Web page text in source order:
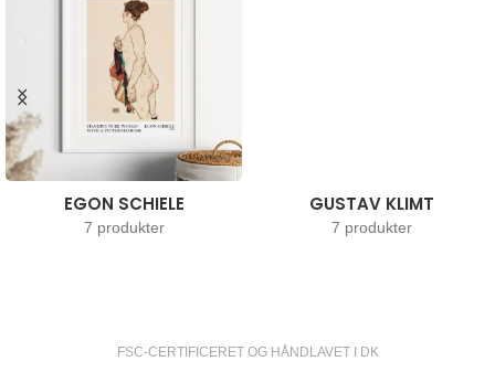
EGON SCHIELE
7 produkter
GUSTAV KLIMT
7 produkter
FSC-CERTIFICERET OG HÅNDLAVET I DK